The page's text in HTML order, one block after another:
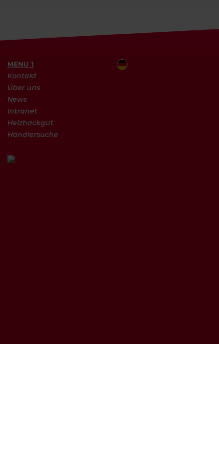
MENU 1
Kontakt
Über uns
News
Intranet
Heizhackgut
Händlersuche